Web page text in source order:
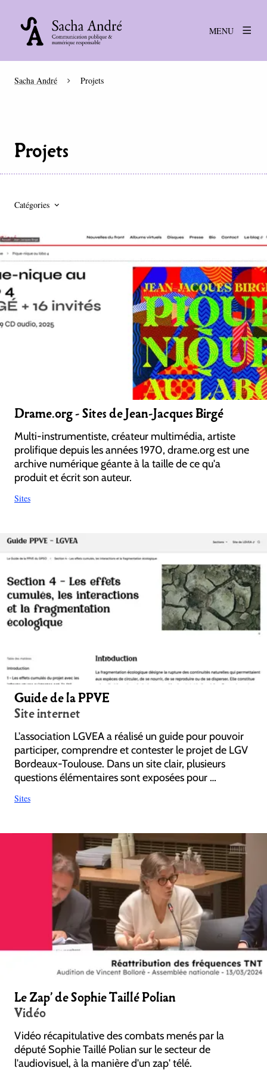
MENU
Sacha André Projets
Projets
Catégories
Drame.org - Sites de Jean-Jacques Birgé
Multi-instrumentiste, créateur multimédia, artiste
prolifique depuis les années 1970, drame.org est une
archive numérique géante à la taille de ce qu'a
produit et écrit son auteur.
Sites
Guide de la PPVE
Site internet
L'association LGVEA a réalisé un guide pour pouvoir
participer, comprendre et contester le projet de LGV
Bordeaux-Toulouse. Dans un site clair, plusieurs
questions élémentaires sont exposées pour …
Sites
Le Zap' de Sophie Taillé Polian
Vidéo
Vidéo récapitulative des combats menés par la
député Sophie Taillé Polian sur le secteur de
l'audiovisuel, à la manière d'un zap' télé.